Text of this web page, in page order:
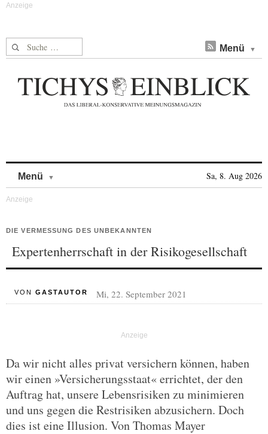
Suche nach: Menü
Menü Sa, 8. Aug 2026
DIE VERMESSUNG DES UNBEKANNTEN
Expertenherrschaft in der Risikogesellschaft
VON GASTAUTOR Mi, 22. September 2021
Da wir nicht alles privat versichern können, haben
wir einen »Versicherungsstaat« errichtet, der den
Auftrag hat, unsere Lebensrisiken zu minimieren
und uns gegen die Restrisiken abzusichern. Doch
dies ist eine Illusion. Von Thomas Mayer